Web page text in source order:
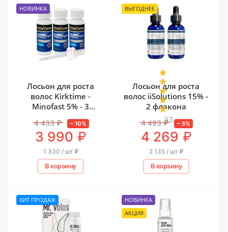
НОВИНКА
Лосьон для роста
волос Kirktime -
Minofast 5% - 3
4 433 ₽ – 10%
3 990 ₽
1 330 / шт ₽
В корзину
ВЫГОДНЕЕ
33
Лосьон для роста
волос iiSolutions 15% -
2 флакона
4 493 ₽ – 5%
4 269 ₽
2 135 / шт ₽
В корзину
ХИТ ПРОДАЖ
НОВИНКА
АКЦИЯ